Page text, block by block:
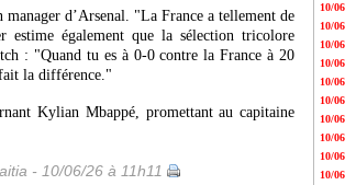
manager d’Arsenal. "La France a tellement de
estime également que la sélection tricolore
: "Quand tu es à 0-0 contre la France à 20
la différence."
Kylian Mbappé, promettant au capitaine
- 10/06/26 à 11h11
10/06
10/06
10/06
10/06
10/06
10/06
10/06
10/06
10/06
10/06